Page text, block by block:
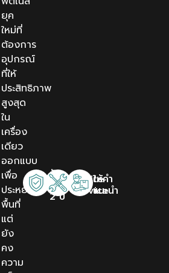
ยุค
ใหม่ที่
ต้องการ
อุปกรณ์
ที่ให้
ประสิทธิภาพ
สูงสุด
ใน
เครื่อง
เดียว
ออกแบบ
เพื่อ
ประหยัด
พื้นที่
แต่
ยัง
คง
ความ
รับ
ประกัน
2 ปี
Onsite
Service
ให้คำ
แนะนำ